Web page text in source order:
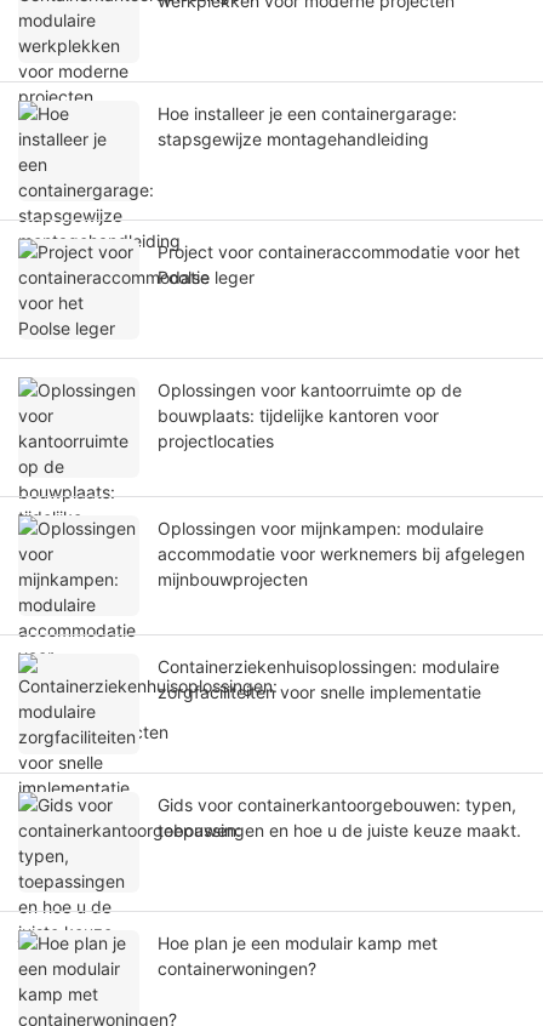
Hoe installeer je een containergarage:
stapsgewijze montagehandleiding
Project voor containeraccommodatie voor het
Poolse leger
Oplossingen voor kantoorruimte op de
bouwplaats: tijdelijke kantoren voor
projectlocaties
Oplossingen voor mijnkampen: modulaire
accommodatie voor werknemers bij afgelegen
mijnbouwprojecten
Containerziekenhuisoplossingen: modulaire
zorgfaciliteiten voor snelle implementatie
Gids voor containerkantoorgebouwen: typen,
toepassingen en hoe u de juiste keuze maakt.
Hoe plan je een modulair kamp met
containerwoningen?